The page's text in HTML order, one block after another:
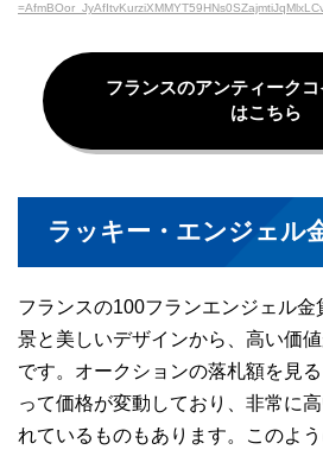
フランスのアンティーク
はこちら
ラッキー・エンジェル
フランスの100フランエンジェル
景と美しいデザインから、高い価
です。オークションの落札額を見
って価格が変動しており、非常に
れているものもあります。このよ